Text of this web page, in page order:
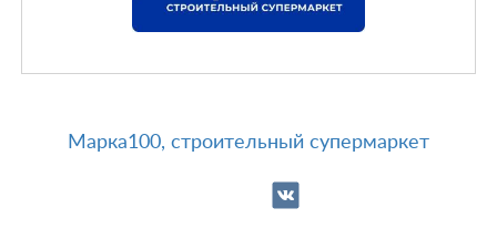
Марка100, строительный супермаркет